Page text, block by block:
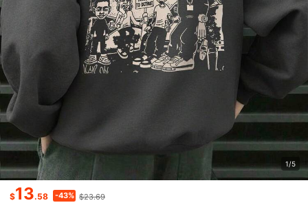
1/5
$13.58 -43% $23.69